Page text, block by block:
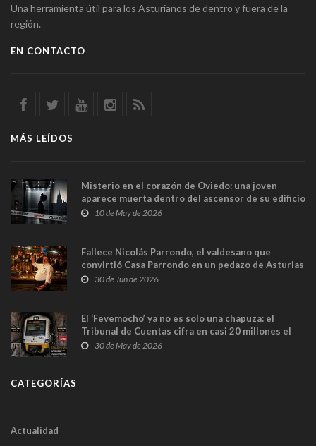
Una herramienta útil para los Asturianos de dentro y fuera de la
región.
EN CONTACTO
MÁS LEÍDOS
Misterio en el corazón de Oviedo: una joven
aparece muerta dentro del ascensor de su edificio
y las cámaras captan sus últimos minutos
10 de May de 2026
Fallece Nicolás Parrondo, el valdesano que
convirtió Casa Parrondo en un pedazo de Asturias
en Madrid
30 de Jun de 2026
El ‘Fevemocho’ ya no es solo una chapuza: el
Tribunal de Cuentas cifra en casi 20 millones el
sobrecoste de los trenes que no cabían por los
30 de May de 2026
CATEGORÍAS
Actualidad